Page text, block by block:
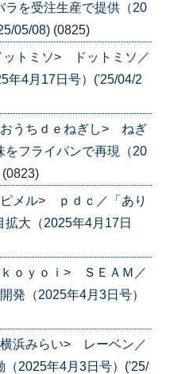
ラを受注生産で提供（20
05/08) (0825)
ットミソ> ドットミソ／
年4月17日号）('25/04/2
うちｄｅねぎし> ねぎ
をフライパンで再現（20
(0823)
メル> ｐｄｃ／「あり
大（2025年4月17日
ｏｙｏｉ> ＳＥＡＭ／
発（2025年4月3日号）
浜みらい> レーベン／
（2025年4月3日号）('25/